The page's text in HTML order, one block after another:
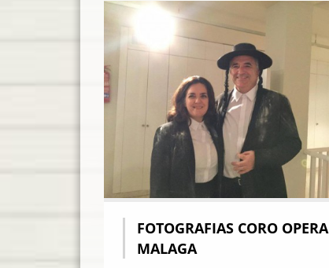
FOTOGRAFIAS CORO OPERA
MALAGA